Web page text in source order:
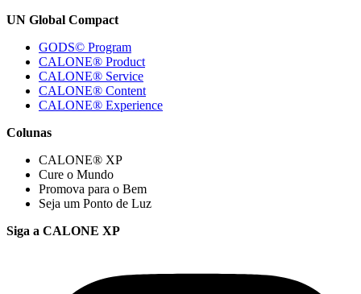
UN Global Compact
GODS© Program
CALONE® Product
CALONE® Service
CALONE® Content
CALONE® Experience
Colunas
CALONE® XP
Cure o Mundo
Promova para o Bem
Seja um Ponto de Luz
Siga a CALONE XP